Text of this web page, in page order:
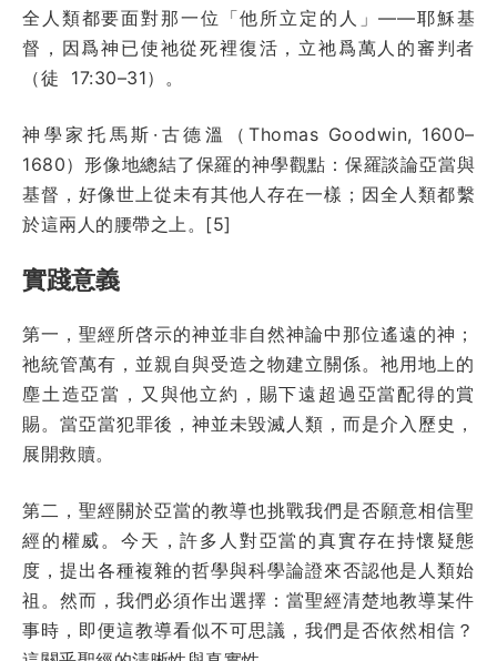
全人類都要面對那一位「他所立定的人」——耶穌基
督，因爲神已使祂從死裡復活，立祂爲萬人的審判者
（徒 17:30–31）。
神學家托馬斯·古德溫（Thomas Goodwin, 1600–
1680）形像地總結了保羅的神學觀點：保羅談論亞當與
基督，好像世上從未有其他人存在一樣；因全人類都繫
於這兩人的腰帶之上。[5]
實踐意義
第一，聖經所啓示的神並非自然神論中那位遙遠的神；
祂統管萬有，並親自與受造之物建立關係。祂用地上的
塵土造亞當，又與他立約，賜下遠超過亞當配得的賞
賜。當亞當犯罪後，神並未毀滅人類，而是介入歷史，
展開救贖。
第二，聖經關於亞當的教導也挑戰我們是否願意相信聖
經的權威。今天，許多人對亞當的真實存在持懷疑態
度，提出各種複雜的哲學與科學論證來否認他是人類始
祖。然而，我們必須作出選擇：當聖經清楚地教導某件
事時，即便這教導看似不可思議，我們是否依然相信？